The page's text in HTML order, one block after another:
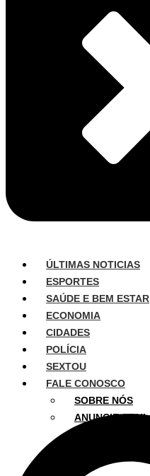
ÚLTIMAS NOTICIAS
ESPORTES
SAÚDE E BEM ESTAR
ECONOMIA
CIDADES
POLÍCIA
SEXTOU
FALE CONOSCO
SOBRE NÓS
ANUNCIE AQUI